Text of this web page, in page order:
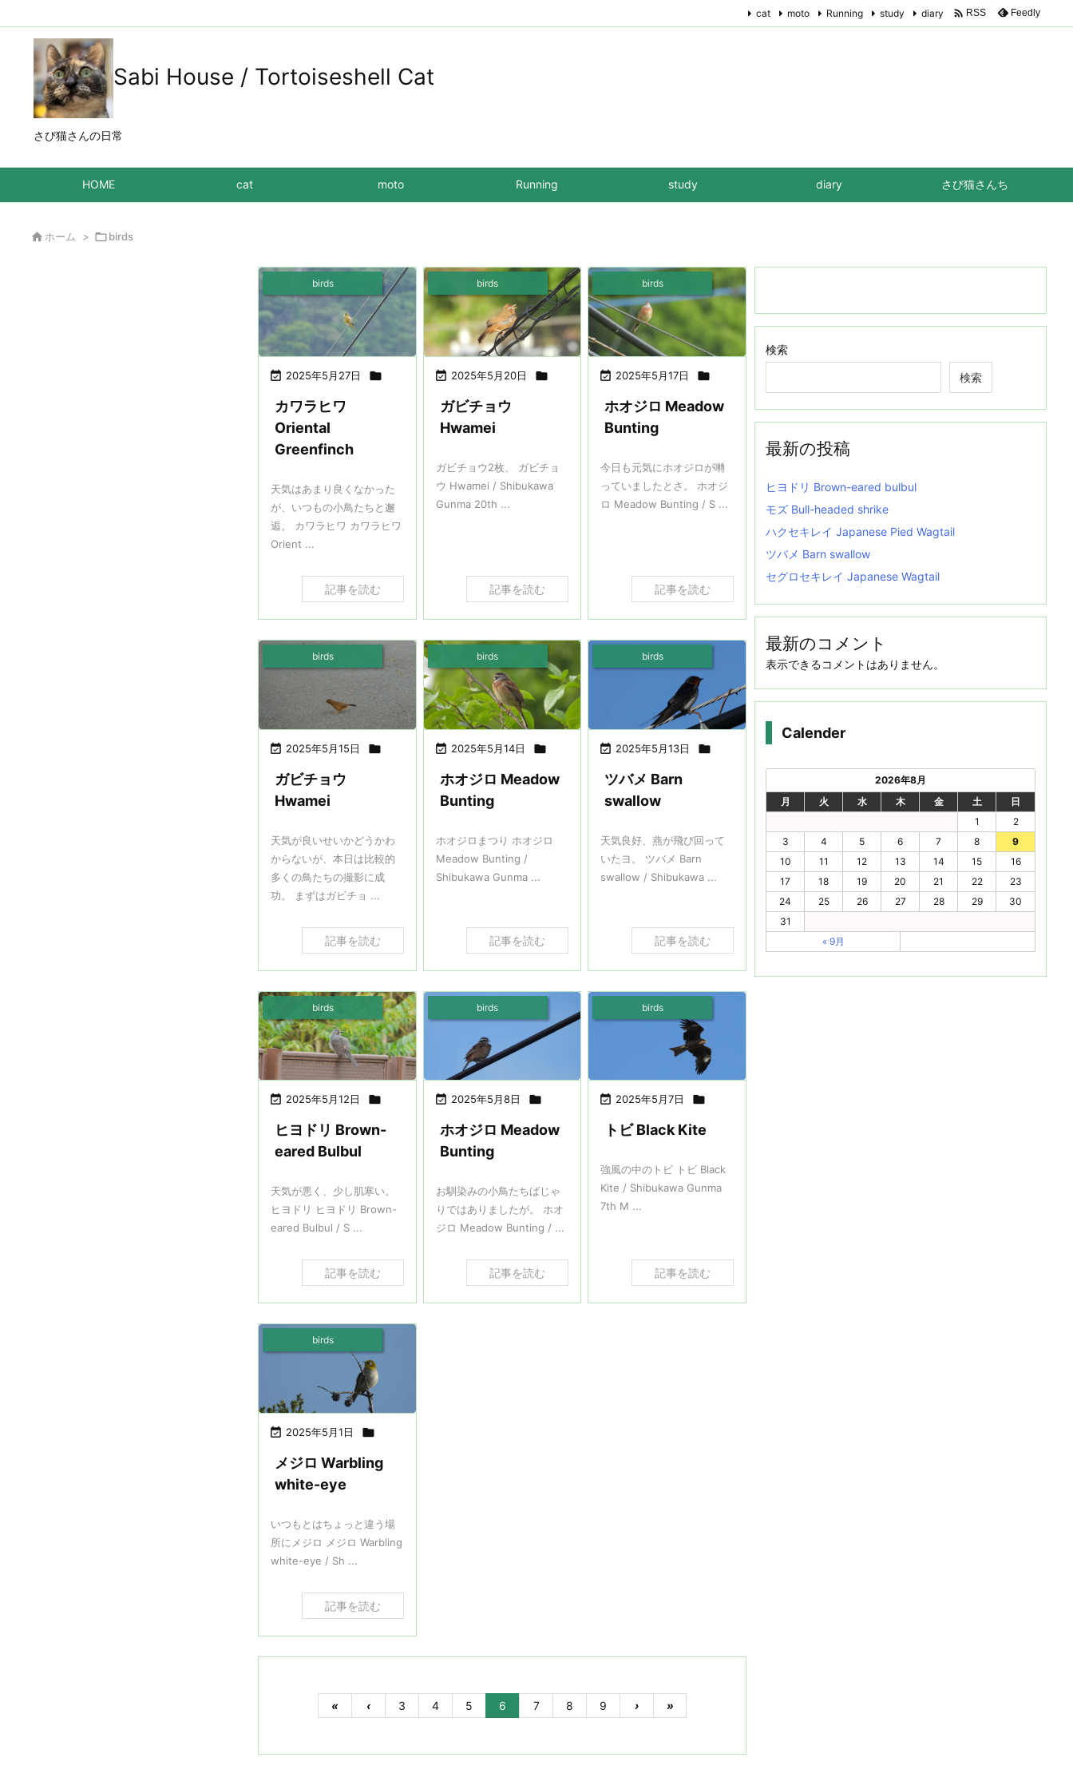
Sabi House / Tortoiseshell Cat
さび猫さんの日常
HOME cat moto Running study diary さび猫さんち
cat moto Running study diary  RSS Feedly
 ホーム > birds
 2025年5月27日 
birds
カワラヒワ
Oriental
Greenfinch
天気はあまり良くなかった
が、いつもの小鳥たちと邂
逅。 カワラヒワ カワラヒワ
Orient ...
記事を読む
 2025年5月20日 
birds
ガビチョウ
Hwamei
ガビチョウ2枚、 ガビチョ
ウ Hwamei / Shibukawa
Gunma 20th ...
記事を読む
 2025年5月17日 
birds
ホオジロ Meadow
Bunting
今日も元気にホオジロが囀
っていましたとさ。 ホオジ
ロ Meadow Bunting / S ...
記事を読む
 2025年5月15日 
birds
ガビチョウ
Hwamei
天気が良いせいかどうかわ
からないが、本日は比較的
多くの鳥たちの撮影に成
功。 まずはガビチョ ...
記事を読む
 2025年5月14日 
birds
ホオジロ Meadow
Bunting
ホオジロまつり ホオジロ
Meadow Bunting /
Shibukawa Gunma ...
記事を読む
 2025年5月13日 
birds
ツバメ Barn
swallow
天気良好、燕が飛び回って
いたヨ。 ツバメ Barn
swallow / Shibukawa ...
記事を読む
 2025年5月12日 
birds
ヒヨドリ Brown-
eared Bulbul
天気が悪く、少し肌寒い。
ヒヨドリ ヒヨドリ Brown-
eared Bulbul / S ...
記事を読む
 2025年5月8日 
birds
ホオジロ Meadow
Bunting
お馴染みの小鳥たちばじゃ
りではありましたが。 ホオ
ジロ Meadow Bunting / ...
記事を読む
 2025年5月7日 
birds
トビ Black Kite
強風の中のトビ トビ Black
Kite / Shibukawa Gunma
7th M ...
記事を読む
 2025年5月1日 
birds
メジロ Warbling
white-eye
いつもとはちょっと違う場
所にメジロ メジロ Warbling
white-eye / Sh ...
記事を読む
« ‹ 3 4 5 6 7 8 9 › »
検索
検索
最新の投稿
ヒヨドリ Brown-eared bulbul
モズ Bull-headed shrike
ハクセキレイ Japanese Pied Wagtail
ツバメ Barn swallow
セグロセキレイ Japanese Wagtail
最新のコメント
表示できるコメントはありません。
Calender
2026年8月
月
火 水 木 金 土
日
1
2
3
4 5 6 7 8
9
10
11 12 13 14 15
16
17
18 19 20 21 22
23
24
25 26 27 28 29
30
31
« 9月